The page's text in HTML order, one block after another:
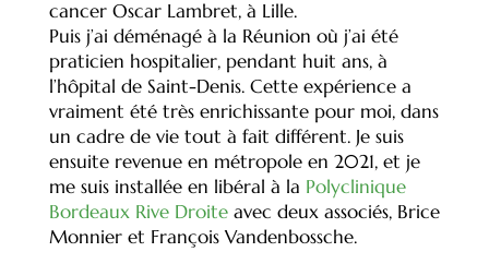
cancer Oscar Lambret, à Lille.
Puis j’ai déménagé à la Réunion où j’ai été
praticien hospitalier, pendant huit ans, à
l’hôpital de Saint-Denis. Cette expérience a
vraiment été très enrichissante pour moi, dans
un cadre de vie tout à fait différent. Je suis
ensuite revenue en métropole en 2021, et je
me suis installée en libéral à la Polyclinique
Bordeaux Rive Droiteavec deux associés, Brice
Monnier et François Vandenbossche.